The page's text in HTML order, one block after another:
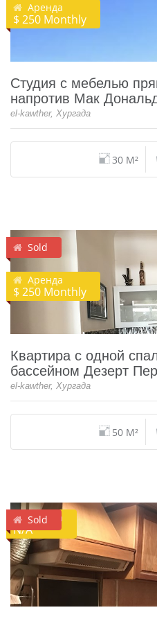
Аренда
$ 250 Monthly
Студия с мебелью
напротив Мак
el-kawther, Хургада
30 M²
Аренда
$ 250 Monthly
Sold
Квартира с одной
бассейном Дезерт
el-kawther, Хургада
50 M²
Аренда
N/A
Sold